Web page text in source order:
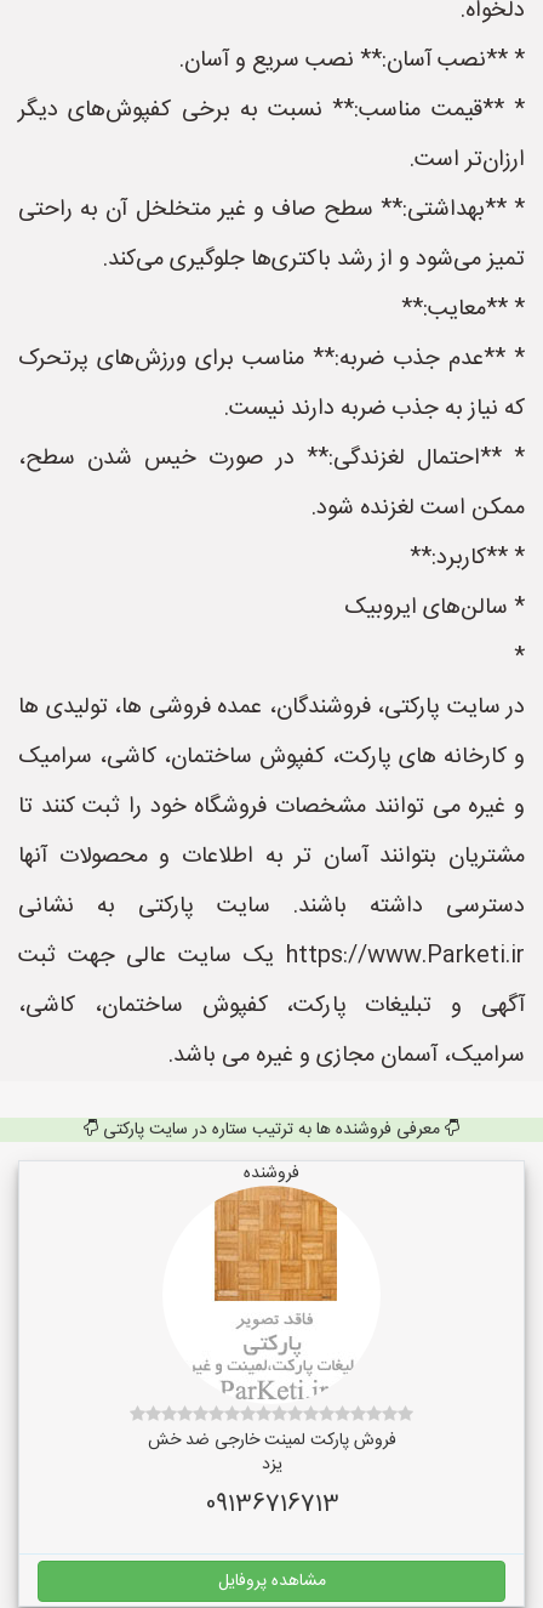
دلخواه.
* **نصب آسان:** نصب سریع و آسان.
* **قیمت مناسب:** نسبت به برخی کفپوش‌های دیگر
ارزان‌تر است.
* **بهداشتی:** سطح صاف و غیر متخلخل آن به راحتی
تمیز می‌شود و از رشد باکتری‌ها جلوگیری می‌کند.
* **معایب:**
* **عدم جذب ضربه:** مناسب برای ورزش‌های پرتحرک
که نیاز به جذب ضربه دارند نیست.
* **احتمال لغزندگی:** در صورت خیس شدن سطح،
ممکن است لغزنده شود.
* **کاربرد:**
* سالن‌های ایروبیک
*
در سایت پارکتی، فروشندگان، عمده فروشی ها، تولیدی ها
و کارخانه های پارکت، کفپوش ساختمان، کاشی، سرامیک
و غیره می توانند مشخصات فروشگاه خود را ثبت کنند تا
مشتریان بتوانند آسان تر به اطلاعات و محصولات آنها
دسترسی داشته باشند. سایت پارکتی به نشانی
https://www.Parketi.ir یک سایت عالی جهت ثبت
آگهی و تبلیغات پارکت، کفپوش ساختمان، کاشی،
سرامیک، آسمان مجازی و غیره می باشد.
معرفی فروشنده ها به ترتیب ستاره در سایت پارکتی
فروشنده
فروش پارکت لمینت خارجی ضد خش
یزد
09136716713
مشاهده پروفایل